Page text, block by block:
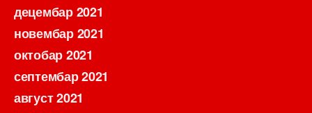
децембар 2021
новембар 2021
октобар 2021
септембар 2021
август 2021